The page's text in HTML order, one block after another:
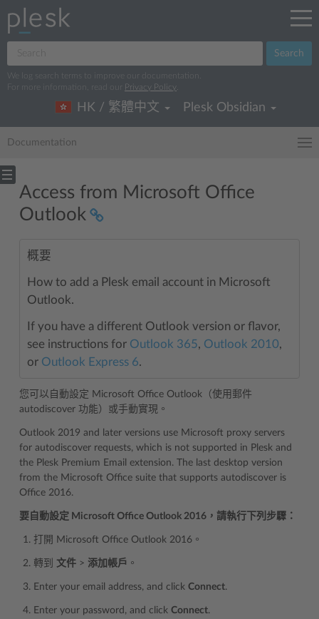
Search
We log search terms to improve our documentation.
For more information, read our
Privacy Policy
HK / 繁體中文 Plesk Obsidian
Documentation
Access from Microsoft Office
Outlook
概要
How to add a Plesk email account in Microsoft
Outlook.
If you have a different Outlook version or flavor,
see instructions for Outlook 365, Outlook 2010,
or Outlook Express 6.
您可以自動設定 Microsoft Office Outlook（使用郵件
autodiscover 功能）或手動實現。
Outlook 2019 and later versions use Microsoft proxy servers
for autodiscover requests, which is not supported in Plesk and
the Plesk Premium Email extension. The last desktop version
from the Microsoft Office suite that supports autodiscover is
Office 2016.
要自動設定 Microsoft Office Outlook 2016，請執行下列步驟：
打開 Microsoft Office Outlook 2016。
轉到 文件 > 添加帳戶 。
Enter your email address, and click Connect.
Enter your password, and click Connect.